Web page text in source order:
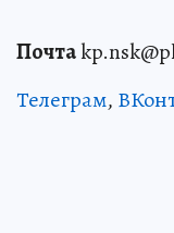
Почта
Телеграм,